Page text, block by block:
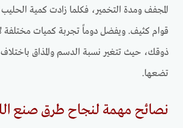
المجفف ومدة التخمير، فكلما زادت كمية
قوام كثيف. ويفضل دوماً تجربة كميات مختلفة
ذوقك، حيث تتغير نسبة الدسم والمذاق
تضعها.
نصائح مهمة لنجاح طرق صنع